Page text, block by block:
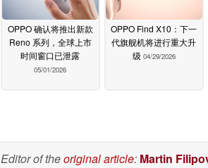
OPPO 确认将推出新款
Reno 系列，全球上市
时间窗口已泄露
05/01/2026
OPPO Find X10：下一
代旗舰机将进行重大升
级 04/29/2026
Editor of theoriginal article: Martin